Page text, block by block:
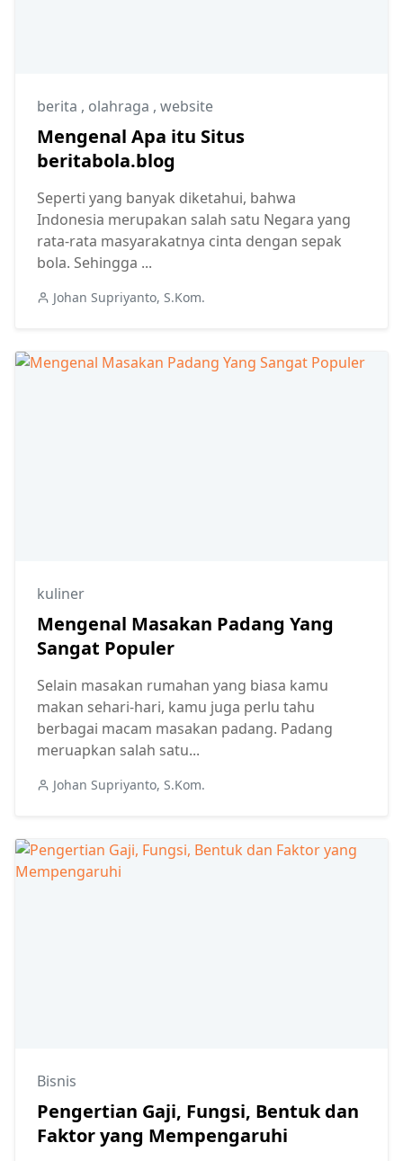
berita , olahraga , website
Mengenal Apa itu Situs
beritabola.blog
Seperti yang banyak diketahui, bahwa
Indonesia merupakan salah satu Negara yang
rata-rata masyarakatnya cinta dengan sepak
bola. Sehingga ...
Johan Supriyanto, S.Kom.
kuliner
Mengenal Masakan Padang Yang
Sangat Populer
Selain masakan rumahan yang biasa kamu
makan sehari-hari, kamu juga perlu tahu
berbagai macam masakan padang. Padang
meruapkan salah satu...
Johan Supriyanto, S.Kom.
Bisnis
Pengertian Gaji, Fungsi, Bentuk dan
Faktor yang Mempengaruhi